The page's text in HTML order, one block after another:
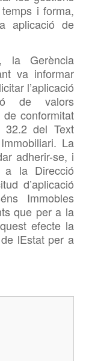
i forma,
aplicació de
la Gerència
va informar
l’aplicació
de valors
de conformitat
32.2 del Text
La
adherir-se, i
a la Direcció
d’aplicació
Immobles
que per a la
efecte la
lEstat per a